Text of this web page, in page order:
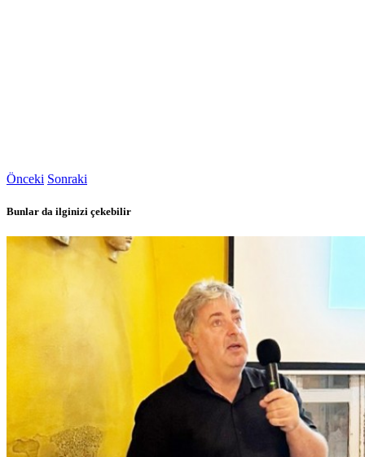
Önceki Sonraki
Bunlar da ilginizi çekebilir